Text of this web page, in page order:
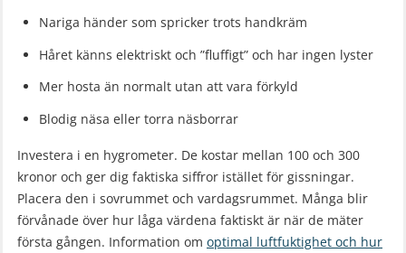
Nariga händer som spricker trots handkräm
Håret känns elektriskt och ”fluffigt” och har ingen lyster
Mer hosta än normalt utan att vara förkyld
Blodig näsa eller torra näsborrar
Investera i en hygrometer. De kostar mellan 100 och 300
kronor och ger dig faktiska siffror istället för gissningar.
Placera den i sovrummet och vardagsrummet. Många blir
förvånade över hur låga värdena faktiskt är när de mäter
första gången. Information om optimal luftfuktighet och hur